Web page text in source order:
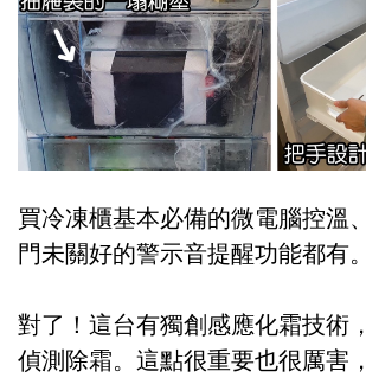
買冷凍櫃基本必備的微電腦控溫
門未關好的警示音提醒功能都有。
對了！這台有獨創感應化霜技術
偵測除霜。這點很重要也很厲害